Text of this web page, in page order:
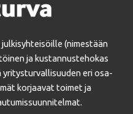
(nimestään
ja kustannustehokas
yritysturvallisuuden eri osa-
korjaavat toimet ja